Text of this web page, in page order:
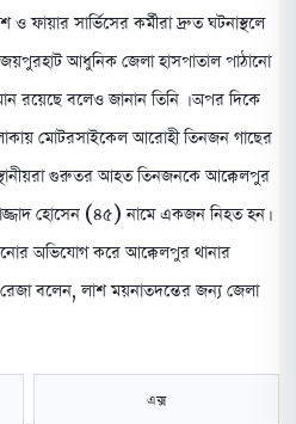
ফায়ার সার্ভিসের কর্মীরা দ্রুত ঘটনাস্থলে
আধুনিক জেলা হাসপাতাল পাঠানো
রয়েছে বলেও জানান তিনি । অপর দিকে
মোটরসাইকেল আরোহী তিনজন গাছের
গুরুতর আহত তিনজনকে আক্কেলপুর
হোসেন (৪৫) নামে একজন নিহত হন।
অভিযোগ করে আক্কেলপুর থানার
রেজা বলেন, লাশ ময়নাতদন্তের জন্য জেলা
এক্স